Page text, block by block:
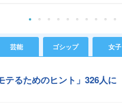
芸能 ゴシップ 女子
テるためのヒント」326人に